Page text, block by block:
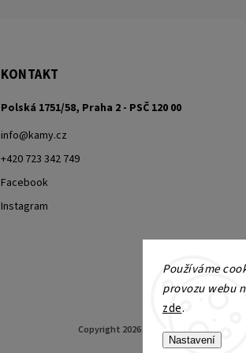
Používáme
provozu webu
zde.
Nastavení
KONTAKT
Polská 1751/58, Praha 2 - PSČ 120 00
info@kamy.cz
+420 723 342 749
Facebook
Instagram
Copyright 2026 KAMY Antik -